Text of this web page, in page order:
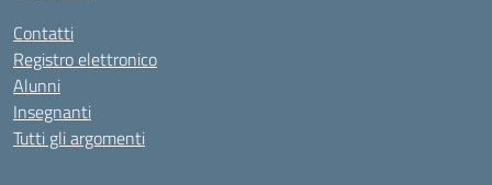
Contatti
Registro elettronico
Alunni
Insegnanti
Tutti gli argomenti